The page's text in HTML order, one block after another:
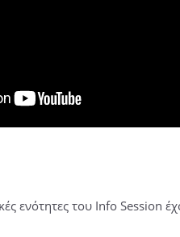
ενότητες του Info Session